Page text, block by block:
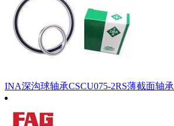
INA深沟球轴承CSCU075-2RS薄截面轴承